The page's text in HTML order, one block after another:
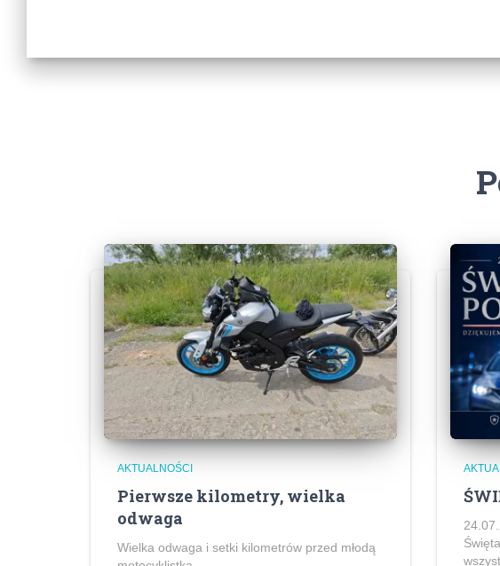
AKTUALNOŚCI
Pierwsze kilometry, wielka
odwaga
Wielka odwaga i setki kilometrów przed młodą